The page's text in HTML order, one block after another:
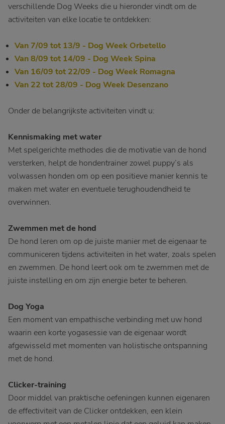
verschillende Dog Weeks die u hieronder vindt om de
activiteiten van elke locatie te ontdekken:
Van 7/09 tot 13/9 - Dog Week Orbetello
Van 8/09 tot 14/09 - Dog Week Spina
Van 16/09 tot 22/09 - Dog Week Romagna
Van 22 tot 28/09 - Dog Week Desenzano
Onder de belangrijkste activiteiten vindt u:
Kennismaking met water
Met spelgerichte methodes die de motivatie van de hond
versterken, helpt de hondentrainer zowel puppy’s als
volwassen honden om op een positieve manier kennis te
maken met water en eventuele terughoudendheid te
overwinnen.
Zwemmen met de hond
De hond leren om op de juiste manier met de eigenaar te
communiceren tijdens activiteiten in het water, zoals spelen
en zwemmen. De hond leert ook om te zwemmen met de
juiste instelling en om zijn energie beter te beheren.
Dog Yoga
Een moment van empathische verbinding met uw hond
waarin een korte yogasessie van de eigenaar wordt
afgewisseld met momenten van holistische ontspanning
met de hond.
Clicker-training
Door middel van praktische oefeningen kunnen eigenaren
de effectiviteit van de Clicker ontdekken, een klein